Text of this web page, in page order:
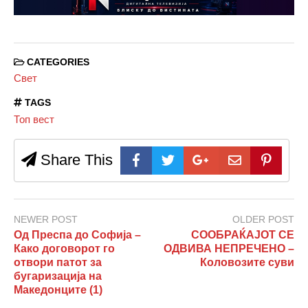
CATEGORIES
Свет
TAGS
Топ вест
Share This
NEWER POST
Од Преспа до Софија –
Како договорот го
отвори патот за
бугаризација на
Македонците (1)
OLDER POST
СООБРАЌАЈОТ СЕ
ОДВИВА НЕПРЕЧЕНО –
Коловозите суви